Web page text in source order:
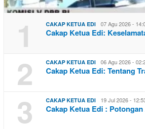
1 CAKAP KETUA EDI 07 Agu 2026 -
Cakap Ketua Edi:
2 CAKAP KETUA EDI 06 Agu 2026 -
Cakap Ketua Edi: Tentang
3 CAKAP KETUA EDI 19 Jul 2026 -
Cakap Ketua Edi :